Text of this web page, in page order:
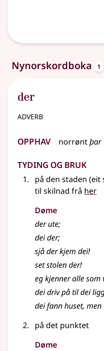
Nynorskordboka 1
der
adverb
Opphav norrøntþar
Tyding og bruk
på den staden (eit
til skilnad frå her
Døme
der ute;
dei der;
sjå der kjem dei!
set stolen der!
eg kjenner alle som
dei driv på til dei
dei fann huset,
på det punktet
Døme